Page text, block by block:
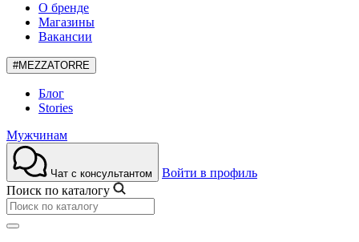
О бренде
Магазины
Вакансии
#MEZZATORRE
Блог
Stories
Мужчинам
Чат с консультантом
Войти в профиль
Поиск по каталогу